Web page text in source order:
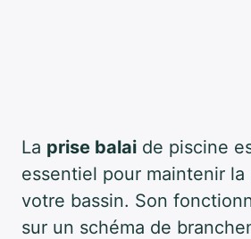
La prise balai de piscine
essentiel pour maintenir
votre bassin. Son
sur un schéma de